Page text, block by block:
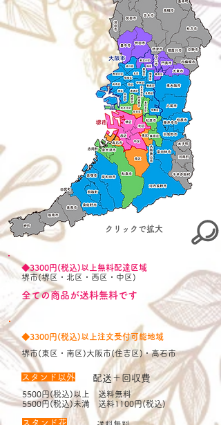
クリックで拡大
◆3300円(税込)以上無料配達区域
堺市(堺区・北区・西区・中区)
全ての商品が送料無料です
◆3300円(税込)以上注文受付可能地域
堺市(東区・南区)大阪市(住吉区)・高石市
​スタンド以外 配送＋回収費
5500円(税込)以上 送料無料
5500円(税込)未満 送料1100円(税込)
​スタンド花